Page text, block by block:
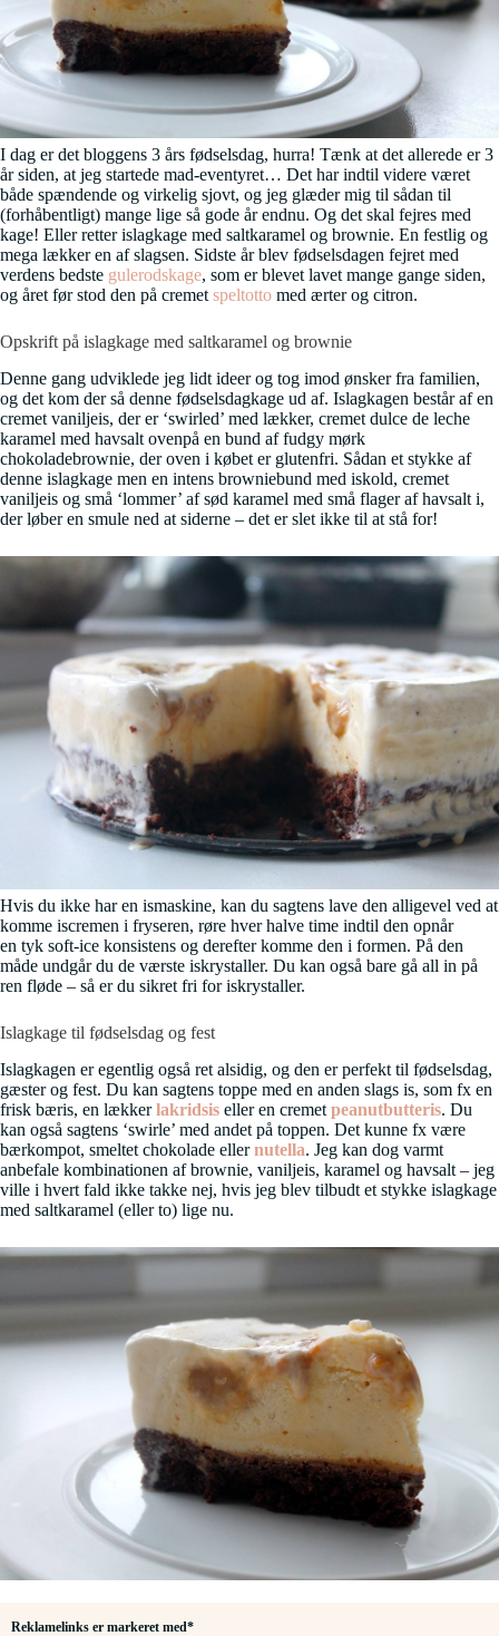
I dag er det bloggens 3 års fødselsdag, hurra! Tænk at det allerede er 3
år siden, at jeg startede mad-eventyret… Det har indtil videre været
både spændende og virkelig sjovt, og jeg glæder mig til sådan til
(forhåbentligt) mange lige så gode år endnu. Og det skal fejres med
kage! Eller retter islagkage med saltkaramel og brownie. En festlig og
mega lækker en af slagsen. Sidste år blev fødselsdagen fejret med
verdens bedste gulerodskage, som er blevet lavet mange gange siden,
og året før stod den på cremet speltotto med ærter og citron.
Opskrift på islagkage med saltkaramel og brownie
Denne gang udviklede jeg lidt ideer og tog imod ønsker fra familien,
og det kom der så denne fødselsdagkage ud af. Islagkagen består af en
cremet vaniljeis, der er ‘swirled’ med lækker, cremet dulce de leche
karamel med havsalt ovenpå en bund af fudgy mørk
chokoladebrownie, der oven i købet er glutenfri. Sådan et stykke af
denne islagkage men en intens browniebund med iskold, cremet
vaniljeis og små ‘lommer’ af sød karamel med små flager af havsalt i,
der løber en smule ned at siderne – det er slet ikke til at stå for!
Hvis du ikke har en ismaskine, kan du sagtens lave den alligevel ved at
komme iscremen i fryseren, røre hver halve time indtil den opnår
en tyk soft-ice konsistens og derefter komme den i formen. På den
måde undgår du de værste iskrystaller. Du kan også bare gå all in på
ren fløde – så er du sikret fri for iskrystaller.
Islagkage til fødselsdag og fest
Islagkagen er egentlig også ret alsidig, og den er perfekt til fødselsdag,
gæster og fest. Du kan sagtens toppe med en anden slags is, som fx en
frisk bæris, en lækkerlakridsis eller en cremet peanutbutteris. Du
kan også sagtens ‘swirle’ med andet på toppen. Det kunne fx være
bærkompot, smeltet chokolade ellernutella. Jeg kan dog varmt
anbefale kombinationen af brownie, vaniljeis, karamel og havsalt – jeg
ville i hvert fald ikke takke nej, hvis jeg blev tilbudt et stykke islagkage
med saltkaramel (eller to) lige nu.
Reklamelinks er markeret med*